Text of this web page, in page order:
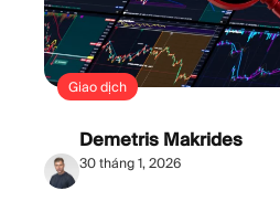
Giao dịch
Demetris Makrides
30 tháng 1, 2026